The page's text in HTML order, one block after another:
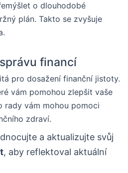
o dlouhodobé
plán. Takto se zvyšuje
financí
pro dosažení finanční jistoty.
vám pomohou zlepšit vaše
rady vám mohou pomoci
zdraví.
a aktualizujte svůj
, aby reflektoval aktuální